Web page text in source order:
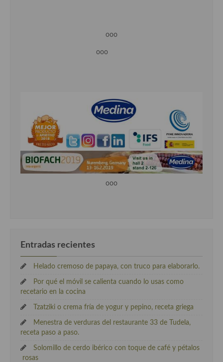
ooo
ooo
ooo
Entradas recientes
Helado cremoso de papaya, con truco para elaborarlo.
Por qué el móvil se calienta cuando lo usas como
recetario en la cocina
Tzatziki o crema fría de yogur y pepino, receta griega
Menestra de verduras del restaurante 33 de Tudela,
receta paso a paso.
Solomillo de cerdo ibérico con toque de café y pétalos
rosas